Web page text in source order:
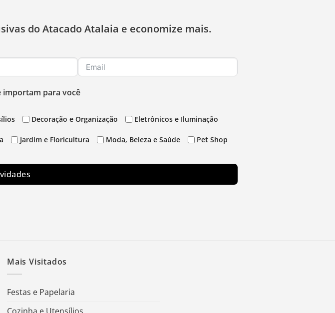
do Atacado Atalaia e economize mais.
importam para você
Decoração e Organização Eletrônicos e Iluminação
Jardim e Floricultura Moda, Beleza e Saúde Pet Shop
Mais Visitados
Festas e Papelaria